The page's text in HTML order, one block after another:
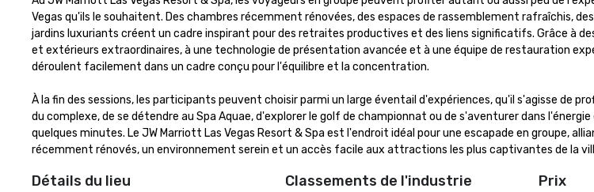
Vegas qu'ils le souhaitent. Des chambres récemment rénovées, des espaces de rassemblement rafraîchis,
jardins luxuriants créent un cadre inspirant pour des retraites productives et des liens significatifs. Grâce à
et extérieurs extraordinaires, à une technologie de présentation avancée et à une équipe de restauration
déroulent facilement dans un cadre conçu pour l'équilibre et la concentration.
À la fin des sessions, les participants peuvent choisir parmi un large éventail d'expériences, qu'il s'agisse de
du complexe, de se détendre au Spa Aquae, d'explorer le golf de championnat ou de s'aventurer dans
quelques minutes. Le JW Marriott Las Vegas Resort & Spa est l'endroit idéal pour une escapade en groupe,
récemment rénovés, un environnement serein et un accès facile aux attractions les plus captivantes de la
Détails du lieu Classements de l'industrie Prix